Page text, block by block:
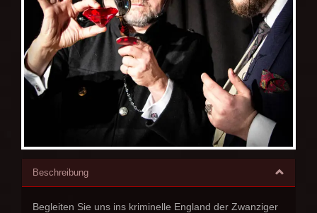
Beschreibung
Begleiten Sie uns ins kriminelle England der Zwanziger